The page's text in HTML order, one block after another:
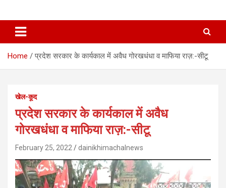
Home प्रदेश सरकार के कार्यकाल में अवैध गोरखधंधा व माफिया राज़:-सीटू
खेल-कूद
प्रदेश सरकार के कार्यकाल में अवैध
गोरखधंधा व माफिया राज़:-सीटू
February 25, 2022 dainikhimachalnews